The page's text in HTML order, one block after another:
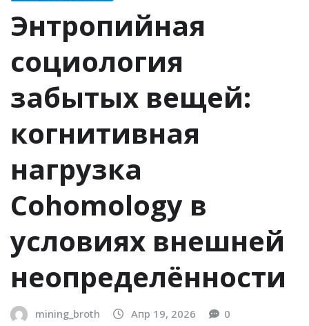
Энтропийная
социология
забытых вещей:
когнитивная
нагрузка
Cohomology в
условиях внешней
неопределённости
mining_broth Апр 19, 2026 0